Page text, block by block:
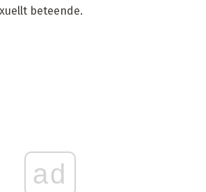
beteende.
ad